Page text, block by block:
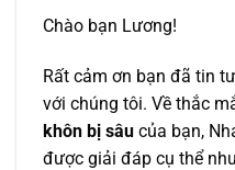
Chào bạn Lương!
Rất cảm ơn bạn đã tin
với chúng tôi. Về thắc
khôn bị sâu của bạn,
được giải đáp cụ thể